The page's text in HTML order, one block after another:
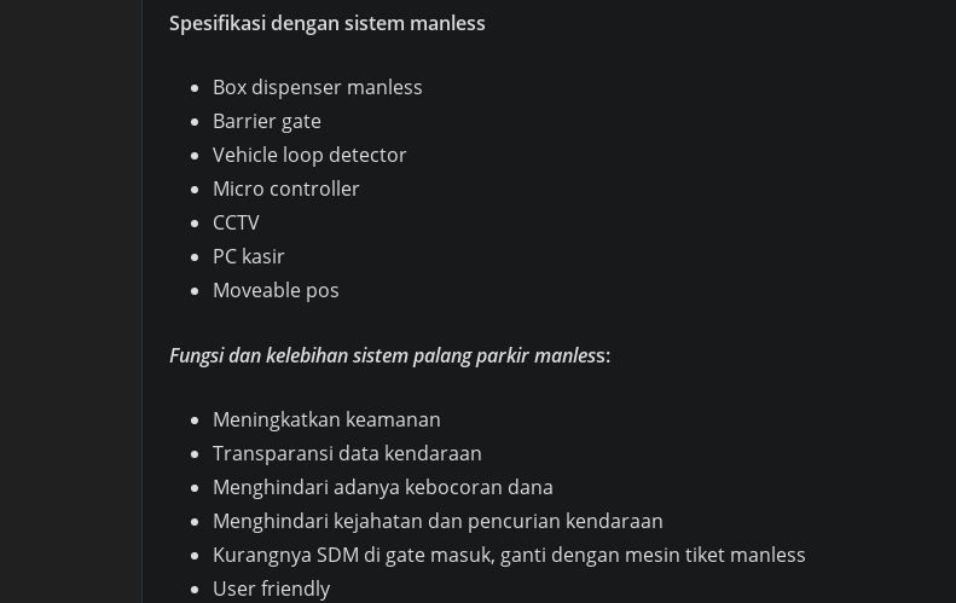
Spesifikasi dengan sistem manless
Box dispenser manless
Barrier gate
Vehicle loop detector
Micro controller
CCTV
PC kasir
Moveable pos
Fungsi dan kelebihan sistem palang parkir manless:
Meningkatkan keamanan
Transparansi data kendaraan
Menghindari adanya kebocoran dana
Menghindari kejahatan dan pencurian kendaraan
Kurangnya SDM di gate masuk, ganti dengan mesin tiket manless
User friendly